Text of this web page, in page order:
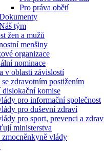
Pro práva obětí
tým
žen a mužů
menšiny
organizace
nominace
v oblasti závislostí
zdravotním postižením
komise
pro informační společnost
pro duševní zdraví
pro sport, prevenci a
ministerstva
zmocněnkyně vlády